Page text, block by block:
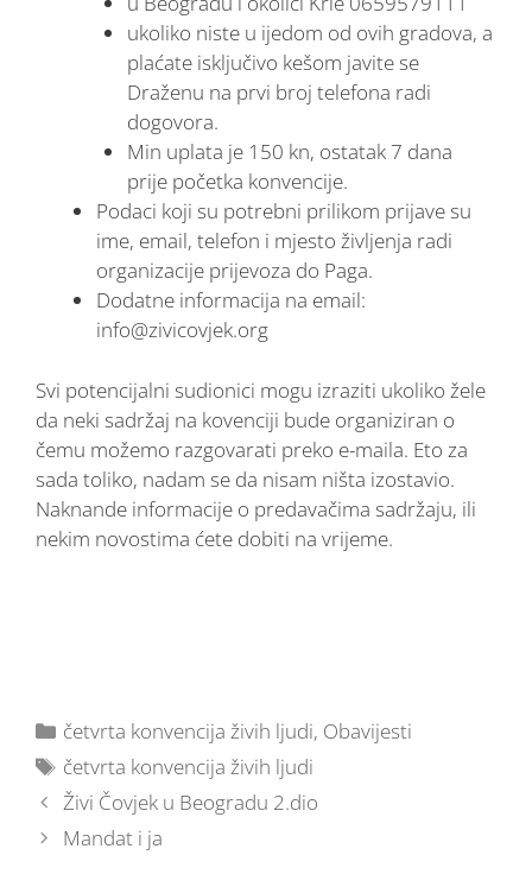
ukoliko niste u ijedom od ovih gradova, a
plaćate isključivo kešom javite se
Draženu na prvi broj telefona radi
dogovora.
Min uplata je 150 kn, ostatak 7 dana
prije početka konvencije.
Podaci koji su potrebni prilikom prijave su
ime, email, telefon i mjesto življenja radi
organizacije prijevoza do Paga.
Dodatne informacija na email:
info@zivicovjek.org
Svi potencijalni sudionici mogu izraziti ukoliko žele
da neki sadržaj na kovenciji bude organiziran o
čemu možemo razgovarati preko e-maila. Eto za
sada toliko, nadam se da nisam ništa izostavio.
Naknande informacije o predavačima sadržaju, ili
nekim novostima ćete dobiti na vrijeme.
četvrta konvencija živih ljudi, Obavijesti
četvrta konvencija živih ljudi
Živi Čovjek u Beogradu 2.dio
Mandat i ja